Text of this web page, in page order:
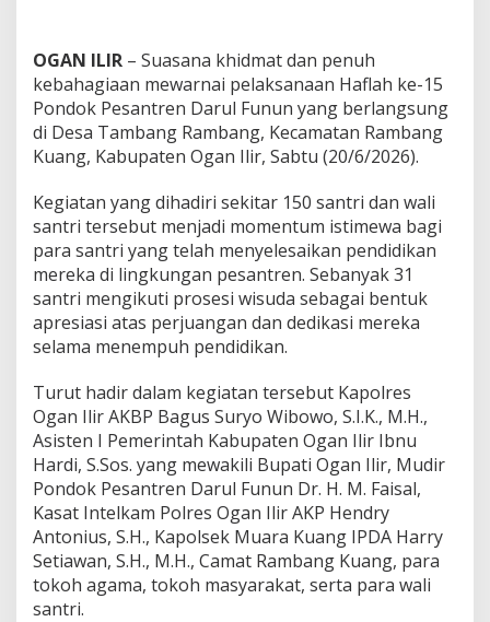
-
1
5
P
o
n
p
e
s
D
a
r
l
F
u
u
n
,
K
a
p
o
l
r
e
s
OGAN ILIR – Suasana khidmat dan penuh
kebahagiaan mewarnai pelaksanaan Haflah ke-15
Pondok Pesantren Darul Funun yang berlangsung
di Desa Tambang Rambang, Kecamatan Rambang
Kuang, Kabupaten Ogan Ilir, Sabtu (20/6/2026).
Kegiatan yang dihadiri sekitar 150 santri dan wali
santri tersebut menjadi momentum istimewa bagi
para santri yang telah menyelesaikan pendidikan
mereka di lingkungan pesantren. Sebanyak 31
santri mengikuti prosesi wisuda sebagai bentuk
apresiasi atas perjuangan dan dedikasi mereka
selama menempuh pendidikan.
Turut hadir dalam kegiatan tersebut Kapolres
Ogan Ilir AKBP Bagus Suryo Wibowo, S.I.K., M.H.,
Asisten I Pemerintah Kabupaten Ogan Ilir Ibnu
Hardi, S.Sos. yang mewakili Bupati Ogan Ilir, Mudir
Pondok Pesantren Darul Funun Dr. H. M. Faisal,
Kasat Intelkam Polres Ogan Ilir AKP Hendry
Antonius, S.H., Kapolsek Muara Kuang IPDA Harry
Setiawan, S.H., M.H., Camat Rambang Kuang, para
tokoh agama, tokoh masyarakat, serta para wali
santri.